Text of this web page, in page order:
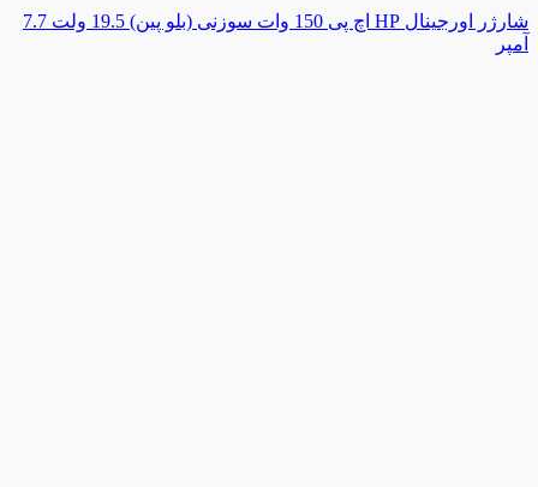
شارژر اورجینال HP اچ پی 150 وات سوزنی (بلو پین) 19.5 ولت 7.7
آمپر